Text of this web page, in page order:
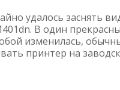
СБРОС
ПАРОЛЯ
У
ПРИНТЕРА
удалось заснять
В один
изменилась,
принтер на